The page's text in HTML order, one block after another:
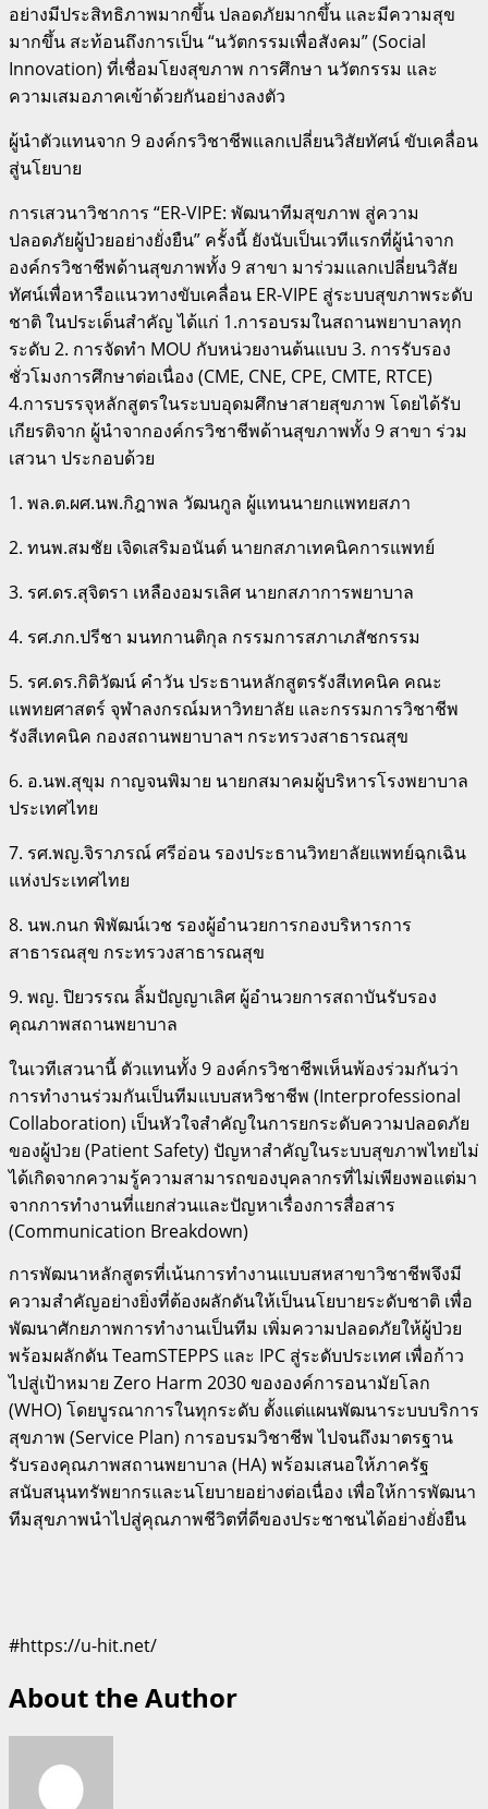
อย่างมีประสิทธิภาพมากขึ้น ปลอดภัยมากขึ้น และมีความสุข
มากขึ้น สะท้อนถึงการเป็น “นวัตกรรมเพื่อสังคม” (Social
Innovation) ที่เชื่อมโยงสุขภาพ การศึกษา นวัตกรรม และ
ความเสมอภาคเข้าด้วยกันอย่างลงตัว
ผู้นำตัวแทนจาก 9 องค์กรวิชาชีพแลกเปลี่ยนวิสัยทัศน์ ขับเคลื่อน
สู่นโยบาย
การเสวนาวิชาการ “ER-VIPE: พัฒนาทีมสุขภาพ สู่ความ
ปลอดภัยผู้ป่วยอย่างยั่งยืน” ครั้งนี้ ยังนับเป็นเวทีแรกที่ผู้นำจาก
องค์กรวิชาชีพด้านสุขภาพทั้ง 9 สาขา มาร่วมแลกเปลี่ยนวิสัย
ทัศน์เพื่อหารือแนวทางขับเคลื่อน ER-VIPE สู่ระบบสุขภาพระดับ
ชาติ ในประเด็นสำคัญ ได้แก่ 1.การอบรมในสถานพยาบาลทุก
ระดับ 2. การจัดทำ MOU กับหน่วยงานต้นแบบ 3. การรับรอง
ชั่วโมงการศึกษาต่อเนื่อง (CME, CNE, CPE, CMTE, RTCE)
4.การบรรจุหลักสูตรในระบบอุดมศึกษาสายสุขภาพ โดยได้รับ
เกียรติจาก ผู้นำจากองค์กรวิชาชีพด้านสุขภาพทั้ง 9 สาขา ร่วม
เสวนา ประกอบด้วย
1. พล.ต.ผศ.นพ.กิฎาพล วัฒนกูล ผู้แทนนายกแพทยสภา
2. ทนพ.สมชัย เจิดเสริมอนันต์ นายกสภาเทคนิคการแพทย์
3. รศ.ดร.สุจิตรา เหลืองอมรเลิศ นายกสภาการพยาบาล
4. รศ.ภก.ปรีชา มนทกานติกุล กรรมการสภาเภสัชกรรม
5. รศ.ดร.กิติวัฒน์ คำวัน ประธานหลักสูตรรังสีเทคนิค คณะ
แพทยศาสตร์ จุฬาลงกรณ์มหาวิทยาลัย และกรรมการวิชาชีพ
รังสีเทคนิค กองสถานพยาบาลฯ กระทรวงสาธารณสุข
6. อ.นพ.สุขุม กาญจนพิมาย นายกสมาคมผู้บริหารโรงพยาบาล
ประเทศไทย
7. รศ.พญ.จิราภรณ์ ศรีอ่อน รองประธานวิทยาลัยแพทย์ฉุกเฉิน
แห่งประเทศไทย
8. นพ.กนก พิพัฒน์เวช รองผู้อำนวยการกองบริหารการ
สาธารณสุข กระทรวงสาธารณสุข
9. พญ. ปิยวรรณ ลิ้มปัญญาเลิศ ผู้อำนวยการสถาบันรับรอง
คุณภาพสถานพยาบาล
ในเวทีเสวนานี้ ตัวแทนทั้ง 9 องค์กรวิชาชีพเห็นพ้องร่วมกันว่า
การทำงานร่วมกันเป็นทีมแบบสหวิชาชีพ (Interprofessional
Collaboration) เป็นหัวใจสำคัญในการยกระดับความปลอดภัย
ของผู้ป่วย (Patient Safety) ปัญหาสำคัญในระบบสุขภาพไทยไม่
ได้เกิดจากความรู้ความสามารถของบุคลากรที่ไม่เพียงพอแต่มา
จากการทำงานที่แยกส่วนและปัญหาเรื่องการสื่อสาร
(Communication Breakdown)
การพัฒนาหลักสูตรที่เน้นการทำงานแบบสหสาขาวิชาชีพจึงมี
ความสำคัญอย่างยิ่งที่ต้องผลักดันให้เป็นนโยบายระดับชาติ เพื่อ
พัฒนาศักยภาพการทำงานเป็นทีม เพิ่มความปลอดภัยให้ผู้ป่วย
พร้อมผลักดัน TeamSTEPPS และ IPC สู่ระดับประเทศ เพื่อก้าว
ไปสู่เป้าหมาย Zero Harm 2030 ขององค์การอนามัยโลก
(WHO) โดยบูรณาการในทุกระดับ ตั้งแต่แผนพัฒนาระบบบริการ
สุขภาพ (Service Plan) การอบรมวิชาชีพ ไปจนถึงมาตรฐาน
รับรองคุณภาพสถานพยาบาล (HA) พร้อมเสนอให้ภาครัฐ
สนับสนุนทรัพยากรและนโยบายอย่างต่อเนื่อง เพื่อให้การพัฒนา
ทีมสุขภาพนำไปสู่คุณภาพชีวิตที่ดีของประชาชนได้อย่างยั่งยืน
#https://u-hit.net/
About the Author